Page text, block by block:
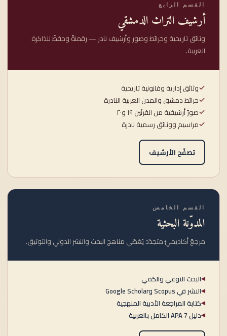
القسم الرابع
أرشيف التراث الدمشقي
وثائق تاريخية وخرائط وصور وأرشيف نادر — رقمنةٌ وحفظٌ للذاكرة
العربية.
وثائق إدارية وقانونية تاريخية
خرائط دمشق والمدن العربية النادرة
صورٌ أرشيفية من القرنَين ١٩ و٢٠
مراسيم ووثائق رسمية نادرة
تصفّح الأرشيف
القسم الخامس
المدوّنة البحثية
مرجعٌ أكاديميٌّ متجدّد يُغطّي مناهج البحث والنشر الدولي والتوثيق.
◀البحث النوعي والكمي
◀النشر في Scopus وGoogle Scholar
◀كتابة المراجعة الأدبية المنهجية
◀دليل APA 7 الكامل بالعربية